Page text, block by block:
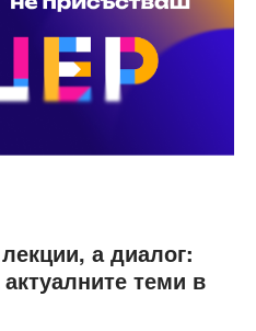
а диалог:
теми в